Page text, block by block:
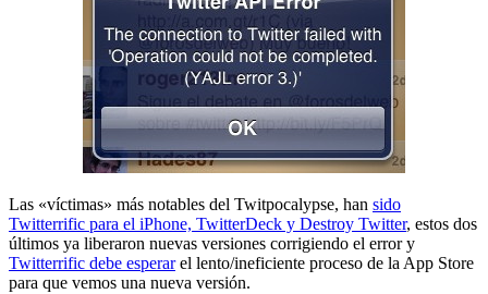
Las «víctimas» más notables del Twitpocalypse, han sido
Twitterrific para el iPhone, TwitterDeck y Destroy Twitter, estos dos
últimos ya liberaron nuevas versiones corrigiendo el error y
Twitterrific debe esperarel lento/ineficiente proceso de la App Store
para que vemos una nueva versión.